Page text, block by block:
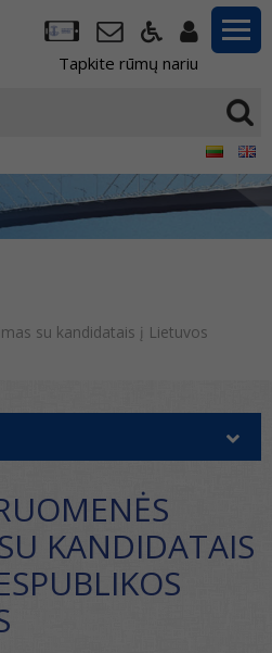
Tapkite rūmų nariu
su kandidatais į Lietuvos
KANDIDATAIS